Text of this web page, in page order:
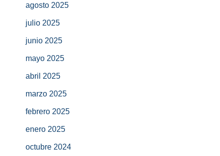
agosto 2025
julio 2025
junio 2025
mayo 2025
abril 2025
marzo 2025
febrero 2025
enero 2025
octubre 2024